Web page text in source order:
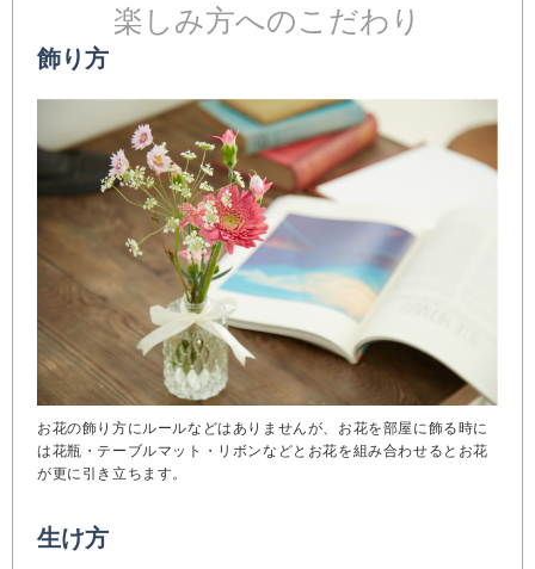
楽しみ方へのこだわり
飾り方
お花の飾り方にルールなどはありませんが、お花を部屋に飾る時に
は花瓶・テーブルマット・リボンなどとお花を組み合わせるとお花
が更に引き立ちます。
生け方